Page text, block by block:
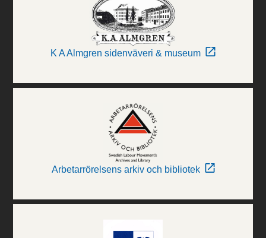
K A Almgren sidenväveri & museum
Arbetarrörelsens arkiv och bibliotek